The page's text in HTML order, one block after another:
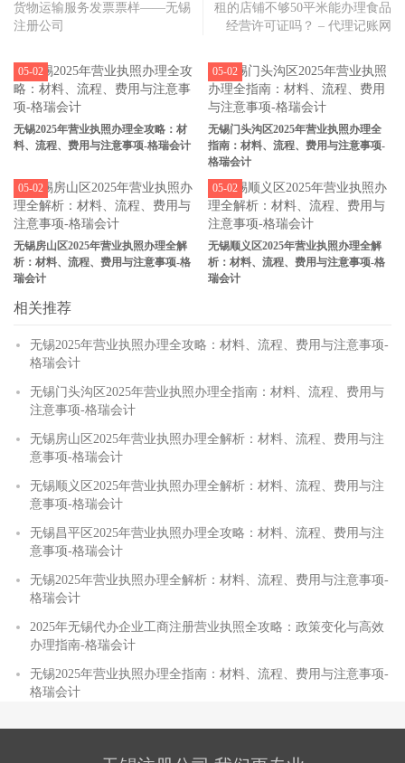
货物运输服务发票票样——无锡
注册公司
租的店铺不够50平米能办理食品
经营许可证吗？ – 代理记账网
无锡2025年营业执照办理全攻略：材
料、流程、费用与注意事项-格瑞会计
05-02
无锡门头沟区2025年营业执照办理全
指南：材料、流程、费用与注意事项-
格瑞会计
05-02
无锡房山区2025年营业执照办理全解
析：材料、流程、费用与注意事项-格
瑞会计
05-02
无锡顺义区2025年营业执照办理全解
析：材料、流程、费用与注意事项-格
瑞会计
05-02
相关推荐
无锡2025年营业执照办理全攻略：材料、流程、费用与注意事项-
格瑞会计
无锡门头沟区2025年营业执照办理全指南：材料、流程、费用与
注意事项-格瑞会计
无锡房山区2025年营业执照办理全解析：材料、流程、费用与注
意事项-格瑞会计
无锡顺义区2025年营业执照办理全解析：材料、流程、费用与注
意事项-格瑞会计
无锡昌平区2025年营业执照办理全攻略：材料、流程、费用与注
意事项-格瑞会计
无锡2025年营业执照办理全解析：材料、流程、费用与注意事项-
格瑞会计
2025年无锡代办企业工商注册营业执照全攻略：政策变化与高效
办理指南-格瑞会计
无锡2025年营业执照办理全指南：材料、流程、费用与注意事项-
格瑞会计